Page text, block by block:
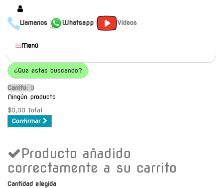
Llamanos Whatsapp Videos
Productos
Populares
Categorías
Marcas
Mayoristas
Contacto
Envío gratis a C.A.B.A. a
partir de $30000
Menú
¿Que estas buscando?
Carrito: O
Ningún producto
$0,00 Total
Confirmar
Producto añadido
correctamente a su carrito
Cantidad elegida